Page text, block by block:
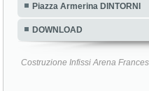
Piazza Armerina DINTORNI
DOWNLOAD
Costruzione Infissi Arena